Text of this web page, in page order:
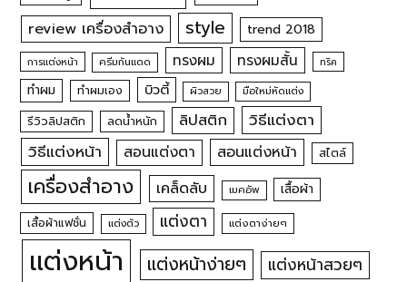
review เครื่องสำอาง style trend 2018
การแต่งหน้า ครีมกันแดด ทรงผม ทรงผมสั้น ทริค
ทำผม ทำผมเอง บิวตี้ ผิวสวย มือใหม่หัดแต่ง
รีวิวลิปสติก ลดน้ำหนัก ลิปสติก
วิธีแต่งตา
วิธีแต่งหน้า
สอนแต่งตา สอนแต่งหน้า สไตล์
เครื่องสำอาง เคล็ดลับ เมคอัพ เสื้อผ้า
เสื้อผ้าแฟชั่น แต่งตัว แต่งตา แต่งตาง่ายๆ
แต่งหน้า แต่งหน้าง่ายๆ แต่งหน้าสวยๆ